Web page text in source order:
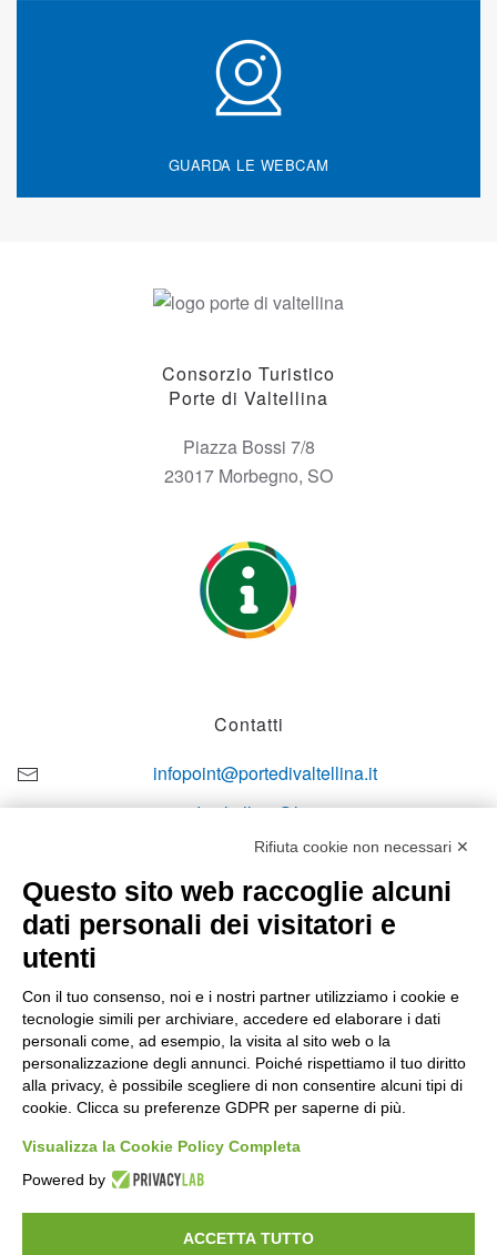
GUARDA LE WEBCAM
Consorzio Turistico
Porte di Valtellina
Piazza Bossi 7/8
23017 Morbegno, SO
Contatti
infopoint@portedivaltellina.it
portedivaltellina@lamiapec.it
+39 0342 601140
Lun-ven
08:00 – 12:10 / 14:00 – 18:10
Sabato
08:00 – 12:10
Rifiuta cookie non necessari ✕
Questo sito web raccoglie alcuni
dati personali dei visitatori e
utenti
Con il tuo consenso, noi e i nostri partner utilizziamo i cookie e
tecnologie simili per archiviare, accedere ed elaborare i dati
personali come, ad esempio, la visita al sito web o la
personalizzazione degli annunci. Poiché rispettiamo il tuo diritto
alla privacy, è possibile scegliere di non consentire alcuni tipi di
cookie. Clicca su preferenze GDPR per saperne di più.
Visualizza la Cookie Policy Completa
Powered by
ACCETTA TUTTO